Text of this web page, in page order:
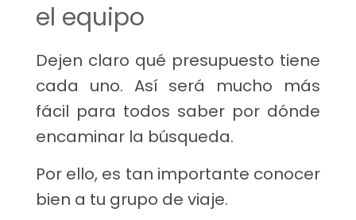
el equipo
Dejen claro qué presupuesto tiene
cada uno. Así será mucho más
fácil para todos saber por dónde
encaminar la búsqueda.
Por ello, es tan importante conocer
bien a tu grupo de viaje.